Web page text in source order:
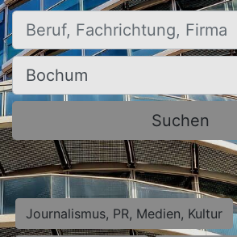
Beruf, Fachrichtung, Firma
Ort, Stadt
Suchen
Journalismus, PR, Medien, Kultur